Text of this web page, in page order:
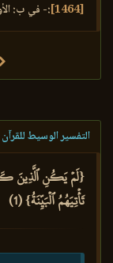
[1464] :- في ب:
التفسير الوسيط
{لَمۡ يَكُنِ ٱلَّذِينَ
تَأۡتِيَهُمُ ٱلۡبَيِّنَةُ} (1)